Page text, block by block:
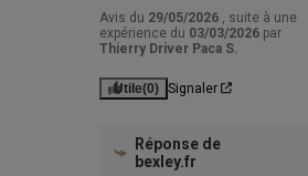
Avis du 29/05/2026
, suite à une
expérience du 03/03/2026 par
Thierry Driver Paca S.
Utile(0) Signaler
Réponse de
bexley.fr